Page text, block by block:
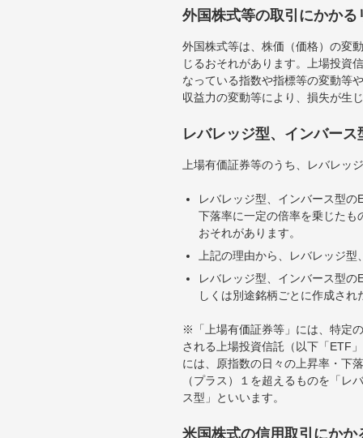
外国株式等の取引にかかる
外国株式等は、株価（価格）の変
じるおそれがあります。上場投資
なっている指数や指標等の変動等
収益力の変動等により、損失が生
レバレッジ型、インバー
上場有価証券等のうち、レバレ
レバレッジ型、インバース型
下落率に一定の倍率を乗じた
おそれがあります。
上記の理由から、レバレッジ
レバレッジ型、インバース型
しくは別途銘柄ごとに作成さ
※「上場有価証券等」には、特定
される上場投資信託（以下「ETF
には、原指数の日々の上昇率・下
（プラス）１を超えるものを「
ス型」といいます。
米国株式の信用取引にかか